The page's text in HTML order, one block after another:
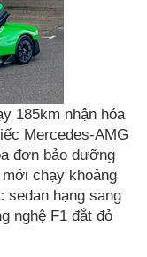
185km nhận hóa
Mercedes-AMG
đơn bảo dưỡng
chạy khoảng
sedan hạng sang
nghệ F1 đắt đỏ